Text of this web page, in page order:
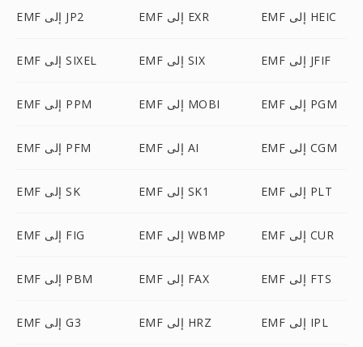
EMF إلى JP2 EMF إلى EXR EMF إلى HEIC
EMF إلى SIXEL EMF إلى SIX EMF إلى JFIF
EMF إلى PPM EMF إلى MOBI EMF إلى PGM
EMF إلى PFM EMF إلى AI EMF إلى CGM
EMF إلى SK EMF إلى SK1 EMF إلى PLT
EMF إلى FIG EMF إلى WBMP EMF إلى CUR
EMF إلى PBM EMF إلى FAX EMF إلى FTS
EMF إلى G3 EMF إلى HRZ EMF إلى IPL